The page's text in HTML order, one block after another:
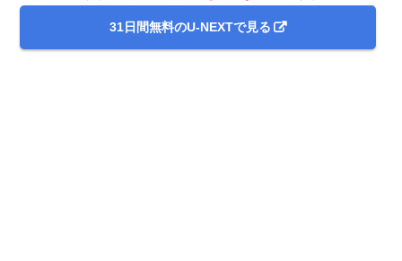
今すぐ無料でU-NEXTで見る
31日間無料のU-NEXTで見る